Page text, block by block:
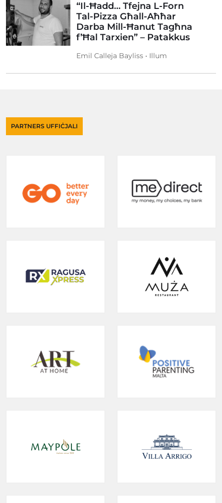
“Il-Ħadd… Tfejna L-Forn
Tal-Pizza Għall-Aħħar
Darba Mill-Ħanut Tagħna
f’Ħal Tarxien” – Patakkus
Emil Calleja Bayliss • Illum
PARTNERS UFFIĊJALI